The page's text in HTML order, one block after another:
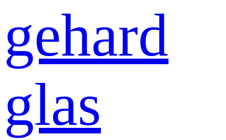
gehard
glas